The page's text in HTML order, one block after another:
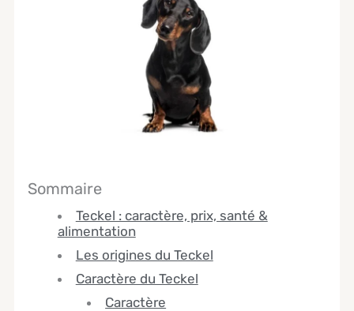
Sommaire
Teckel : caractère, prix, santé &
alimentation
Les origines du Teckel
Caractère du Teckel
Caractère